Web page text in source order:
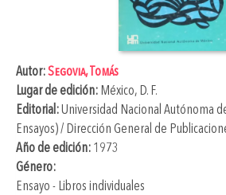
Autor:Segovia, Tomás
Lugar de edición: México, D. F.
Editorial:Universidad Nacional Autónoma
Ensayos) / Dirección General de
Año de edición: 1973
Género:
Ensayo - Libros individuales